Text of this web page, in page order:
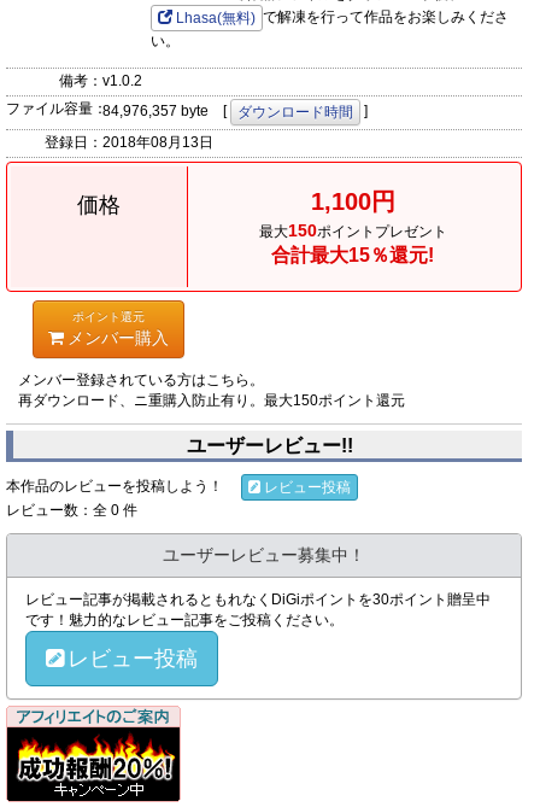
Lhasa(無料) で解凍を行って作品をお楽しみくださ
い。
備考： v1.0.2
ファイル容量：84,976,357 byte [ ダウンロード時間
]
登録日： 2018年08月13日
価格 1,100円
最大150ポイントプレゼント
合計最大15％還元!
ポイント還元
メンバー購入
メンバー登録されている方はこちら。
再ダウンロード、ニ重購入防止有り。最大150ポイント還元
ユーザーレビュー!!
本作品のレビューを投稿しよう！
レビュー投稿
レビュー数：全 0 件
ユーザーレビュー募集中！
レビュー記事が掲載されるともれなくDiGiポイントを30ポイント贈呈中
です！魅力的なレビュー記事をご投稿ください。
レビュー投稿